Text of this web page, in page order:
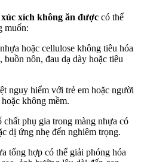
xích không ăn được có thể
muốn:
hoặc cellulose không tiêu hóa
nôn, đau dạ dày hoặc tiêu
nguy hiểm với trẻ em hoặc người
không mềm.
chất phụ gia trong màng nhựa có
dị ứng nhẹ đến nghiêm trọng.
tổng hợp có thể giải phóng hóa